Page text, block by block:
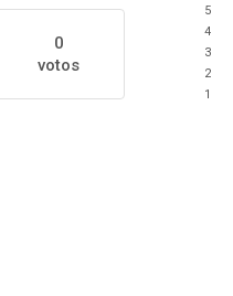
0
votos
5
4
3
2
1